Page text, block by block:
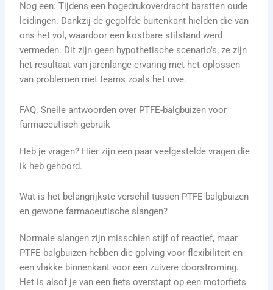
Nog een: Tijdens een hogedrukoverdracht barstten oude
leidingen. Dankzij de gegolfde buitenkant hielden die van
ons het vol, waardoor een kostbare stilstand werd
vermeden. Dit zijn geen hypothetische scenario's; ze zijn
het resultaat van jarenlange ervaring met het oplossen
van problemen met teams zoals het uwe.
FAQ: Snelle antwoorden over PTFE-balgbuizen voor
farmaceutisch gebruik
Heb je vragen? Hier zijn een paar veelgestelde vragen die
ik heb gehoord.
Wat is het belangrijkste verschil tussen PTFE-balgbuizen
en gewone farmaceutische slangen?
Normale slangen zijn misschien stijf of reactief, maar
PTFE-balgbuizen hebben die golving voor flexibiliteit en
een vlakke binnenkant voor een zuivere doorstroming.
Het is alsof je van een fiets overstapt op een motorfiets